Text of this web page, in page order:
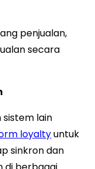
penjualan,
secara
sistem lain
loyaltyuntuk
sinkron dan